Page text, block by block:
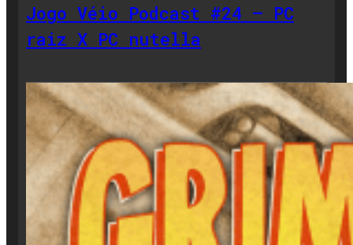
Jogo Véio Podcast #24 – PC
raiz X PC nutella